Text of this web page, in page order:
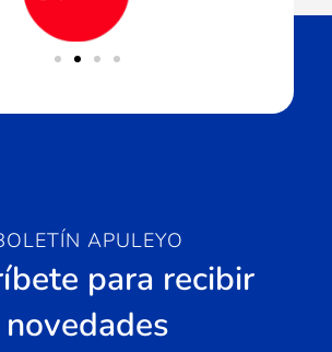
APULEYO
para recibir
novedades